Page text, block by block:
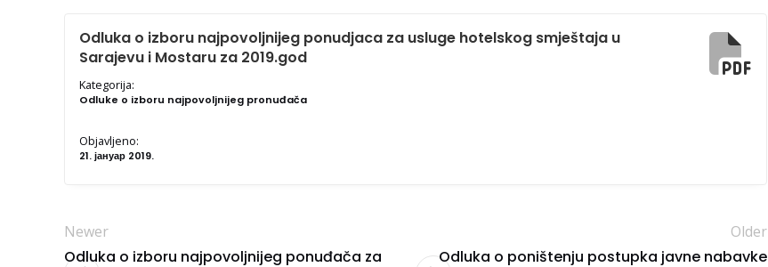
Odluka o izboru najpovoljnijeg ponudjaca za usluge hotelskog smještaja u
Sarajevu i Mostaru za 2019.god
Kategorija:
Odluke o izboru najpovoljnijeg pronuđača
Objavljeno:
21. јануар 2019.
Newer
Odluka o izboru najpovoljnijeg ponuđača za
Older
Odluka o poništenju postupka javne nabavke